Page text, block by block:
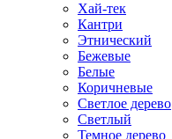
Хай-тек
Кантри
Этнический
Бежевые
Белые
Коричневые
Светлое дерево
Светлый
Темное дерево